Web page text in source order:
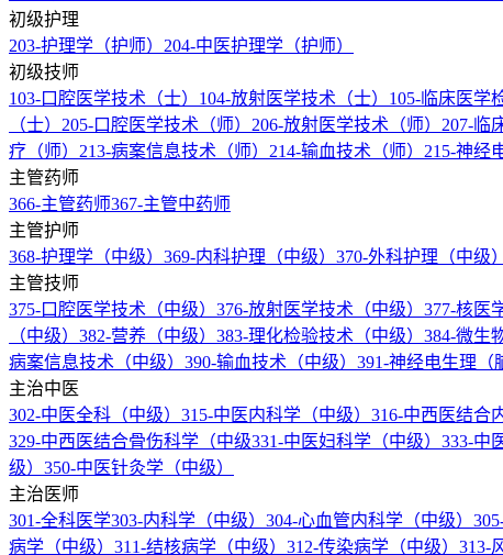
初级护理
203-护理学（护师） 204-中医护理学（护师）
初级技师
103-口腔医学技术（士） 104-放射医学技术（士） 105-临床医学
（士） 205-口腔医学技术（师） 206-放射医学技术（师） 207-临
疗（师） 213-病案信息技术（师） 214-输血技术（师） 215-神经
主管药师
366-主管药师367-主管中药师
主管护师
368-护理学（中级） 369-内科护理（中级） 370-外科护理（中级）
主管技师
375-口腔医学技术（中级） 376-放射医学技术（中级） 377-核医
（中级） 382-营养（中级） 383-理化检验技术（中级） 384-微生
病案信息技术（中级） 390-输血技术（中级） 391-神经电生理（
主治中医
302-中医全科（中级） 315-中医内科学（中级） 316-中西医结合
329-中西医结合骨伤科学（中级331-中医妇科学（中级） 333-中
级） 350-中医针灸学（中级）
主治医师
301-全科医学303-内科学（中级） 304-心血管内科学（中级）
病学（中级） 311-结核病学（中级） 312-传染病学（中级） 313-